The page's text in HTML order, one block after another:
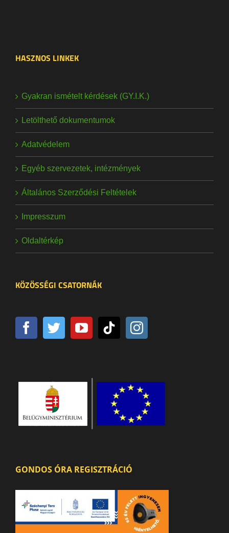
HASZNOS LINKEK
Gyakran ismételt kérdések (GY.I.K.)
Letölthető dokumentumok
Adatvédelem
Egyéb szervezetek, intézmények
Általános Szerződési Feltételek
Impresszum
Oldaltérkép
KÖZÖSSÉGI CSATORNÁK
GONDOS ÓRA REGISZTRÁCIÓ